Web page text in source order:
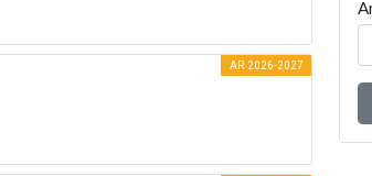
AR 2026-2027